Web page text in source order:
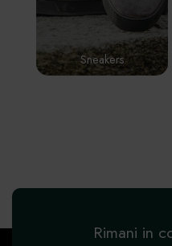
Sneakers
Rimani in